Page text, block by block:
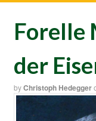
Forelle
der
byChristoph Hedegger